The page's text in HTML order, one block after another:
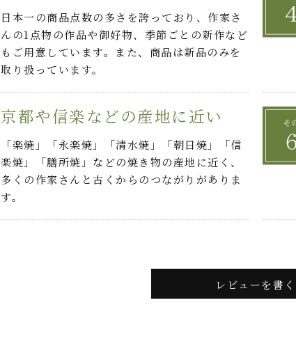
日本一の商品点数の多さを誇っており、作家さ
んの1点物の作品や御好物、季節ごとの新作など
もご用意しています。また、商品は新品のみを
取り扱っています。
京都や信楽などの産地に近い
「楽焼」「永楽焼」「清水焼」「朝日焼」「信
楽焼」「膳所焼」などの焼き物の産地に近く、
多くの作家さんと古くからのつながりがありま
す。
レビューを書く